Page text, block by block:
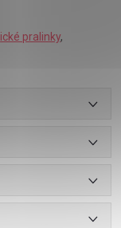
pralinky,